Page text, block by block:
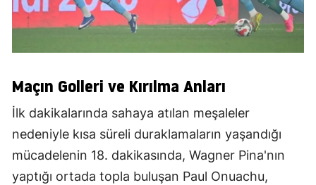
Maçın Golleri ve Kırılma Anları
İlk dakikalarında sahaya atılan meşaleler
nedeniyle kısa süreli duraklamaların yaşandığı
mücadelenin 18. dakikasında, Wagner Pina'nın
yaptığı ortada topla buluşan Paul Onuachu,